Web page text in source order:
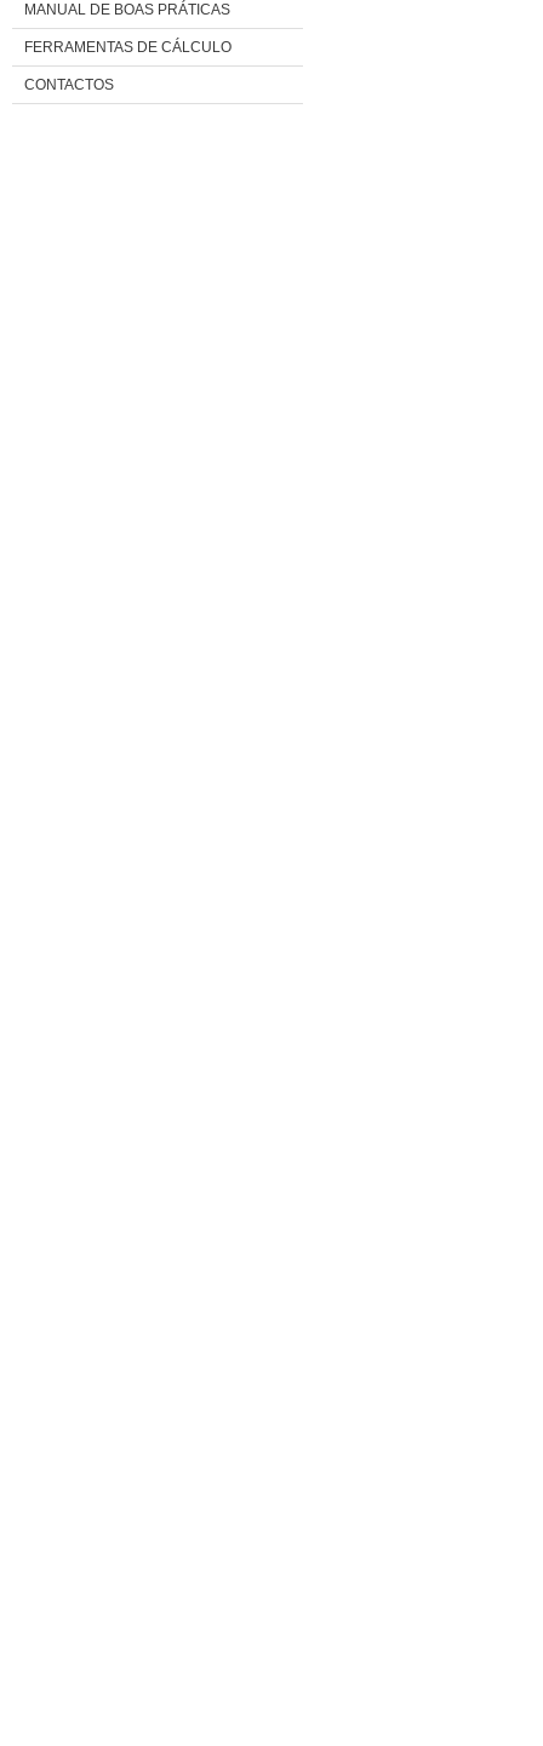
MANUAL DE BOAS PRÁTICAS
FERRAMENTAS DE CÁLCULO
CONTACTOS